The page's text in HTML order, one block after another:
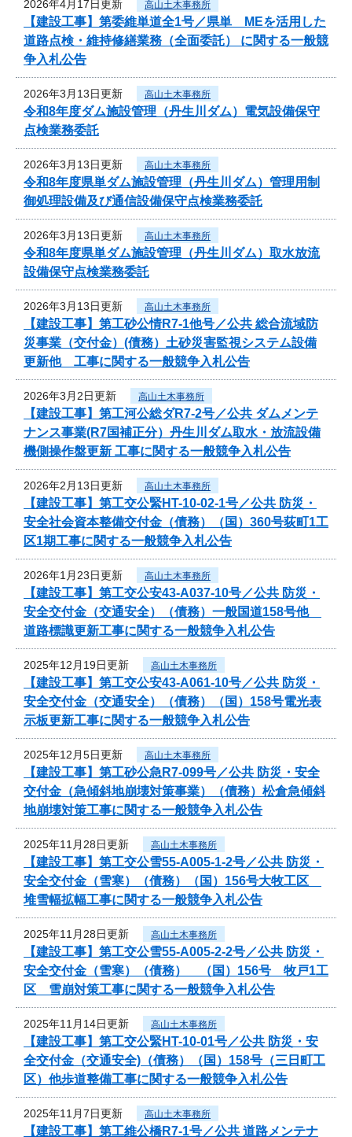
2026年4月17日更新 高山土木事務所
【建設工事】第委維単道全1号／県単 MEを活用した
道路点検・維持修繕業務（全面委託） に関する一般競
争入札公告
2026年3月13日更新 高山土木事務所
令和8年度ダム施設管理（丹生川ダム）電気設備保守
点検業務委託
2026年3月13日更新 高山土木事務所
令和8年度県単ダム施設管理（丹生川ダム）管理用制
御処理設備及び通信設備保守点検業務委託
2026年3月13日更新 高山土木事務所
令和8年度県単ダム施設管理（丹生川ダム）取水放流
設備保守点検業務委託
2026年3月13日更新 高山土木事務所
【建設工事】第工砂公情R7-1他号／公共 総合流域防
災事業（交付金）(債務）土砂災害監視システム設備
更新他 工事に関する一般競争入札公告
2026年3月2日更新 高山土木事務所
【建設工事】第工河公総ダR7-2号／公共 ダムメンテ
ナンス事業(R7国補正分）丹生川ダム取水・放流設備
機側操作盤更新 工事に関する一般競争入札公告
2026年2月13日更新 高山土木事務所
【建設工事】第工交公緊HT-10-02-1号／公共 防災・
安全社会資本整備交付金（債務）（国）360号荻町1工
区1期工事に関する一般競争入札公告
2026年1月23日更新 高山土木事務所
【建設工事】第工交公安43-A037-10号／公共 防災・
安全交付金（交通安全）（債務）一般国道158号他
道路標識更新工事に関する一般競争入札公告
2025年12月19日更新 高山土木事務所
【建設工事】第工交公安43-A061-10号／公共 防災・
安全交付金（交通安全）（債務）（国）158号電光表
示板更新工事に関する一般競争入札公告
2025年12月5日更新 高山土木事務所
【建設工事】第工砂公急R7-099号／公共 防災・安全
交付金（急傾斜地崩壊対策事業）（債務）松倉急傾斜
地崩壊対策工事に関する一般競争入札公告
2025年11月28日更新 高山土木事務所
【建設工事】第工交公雪55-A005-1-2号／公共 防災・
安全交付金（雪寒）（債務）（国）156号大牧工区
堆雪幅拡幅工事に関する一般競争入札公告
2025年11月28日更新 高山土木事務所
【建設工事】第工交公雪55-A005-2-2号／公共 防災・
安全交付金（雪寒）（債務） （国）156号 牧戸1工
区 雪崩対策工事に関する一般競争入札公告
2025年11月14日更新 高山土木事務所
【建設工事】第工交公緊HT-10-01号／公共 防災・安
全交付金（交通安全)（債務）（国）158号（三日町工
区）他歩道整備工事に関する一般競争入札公告
2025年11月7日更新 高山土木事務所
【建設工事】第工維公橋R7-1号／公共 道路メンテナ